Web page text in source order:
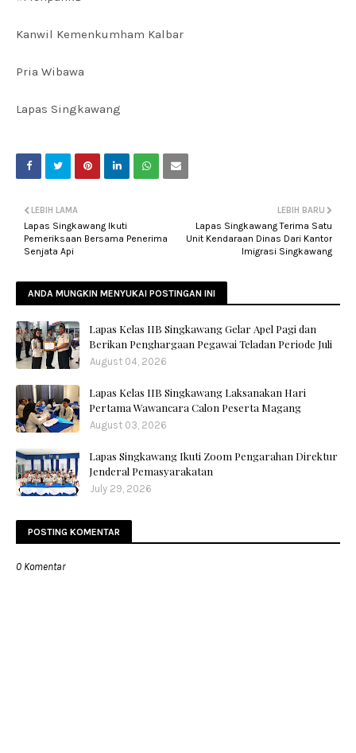
Kanwil Kemenkumham Kalbar
Pria Wibawa
Lapas Singkawang
LEBIH BARU
Lapas Singkawang Terima Satu
Unit Kendaraan Dinas Dari Kantor
Imigrasi Singkawang
LEBIH LAMA
Lapas Singkawang Ikuti
Pemeriksaan Bersama Penerima
Senjata Api
ANDA MUNGKIN MENYUKAI POSTINGAN INI
Lapas Kelas IIB Singkawang Gelar Apel Pagi dan
Berikan Penghargaan Pegawai Teladan Periode Juli
August 04, 2026
Lapas Kelas IIB Singkawang Laksanakan Hari
Pertama Wawancara Calon Peserta Magang
August 03, 2026
Lapas Singkawang Ikuti Zoom Pengarahan Direktur
Jenderal Pemasyarakatan
July 29, 2026
POSTING KOMENTAR
0 Komentar